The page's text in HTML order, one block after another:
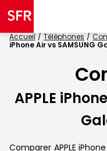
Accueil Téléphones
iPhone Air vs SAMSUNG
APPLE
Comparer APPLE